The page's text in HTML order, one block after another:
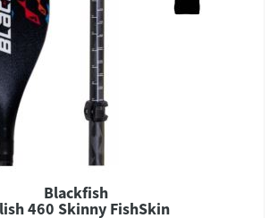
Blackfish
460 Skinny FishSkin